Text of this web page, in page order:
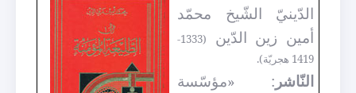
الدّينيّ الشّيخ محمّد
أمين زين الدّين
(1333-
1419 هجريّة).
النّاشر : «مؤسّسة